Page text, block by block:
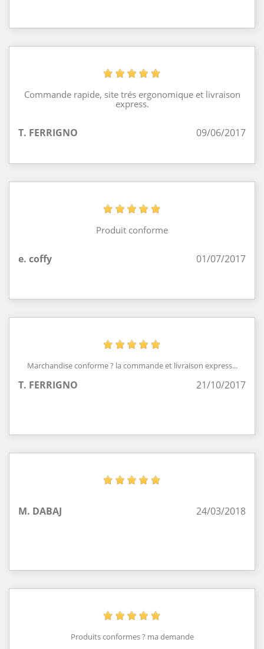
Commande rapide, site trés ergonomique et livraison
express.
T. FERRIGNO 09/06/2017
Produit conforme
e. coffy 01/07/2017
Marchandise conforme ? la commande et livraison express...
T. FERRIGNO 21/10/2017
M. DABAJ 24/03/2018
Produits conformes ? ma demande